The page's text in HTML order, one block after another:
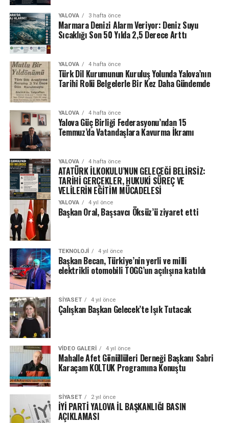
YALOVA 3 hafta önce
Marmara Denizi Alarm Veriyor: Deniz Suyu
Sıcaklığı Son 50 Yılda 2,5 Derece Arttı
YALOVA 4 hafta önce
Türk Dil Kurumunun Kuruluş Yolunda Yalova’nın
Tarihî Rolü Belgelerle Bir Kez Daha Gündemde
YALOVA 4 hafta önce
Yalova Güç Birliği Federasyonu’ndan 15
Temmuz’da Vatandaşlara Kavurma İkramı
YALOVA 4 hafta önce
ATATÜRK İLKOKULU’NUN GELECEĞİ BELİRSİZ:
TARİHİ GERÇEKLER, HUKUKİ SÜREÇ VE
VELİLERİN EĞİTİM MÜCADELESİ
YALOVA 4 yıl önce
Başkan Oral, Başsavcı Öksüz’ü ziyaret etti
TEKNOLOJI 4 yıl önce
Başkan Becan, Türkiye’nin yerli ve milli
elektrikli otomobili TOGG’un açılışına katıldı
SIYASET 4 yıl önce
Çalışkan Başkan Gelecek’te Işık Tutacak
VIDEO GALERI 4 yıl önce
Mahalle Afet Gönüllüleri Derneği Başkanı Sabri
Karaçam KOLTUK Programına Konuştu
SIYASET 2 yıl önce
İYİ PARTİ YALOVA İL BAŞKANLIĞI BASIN
AÇIKLAMASI